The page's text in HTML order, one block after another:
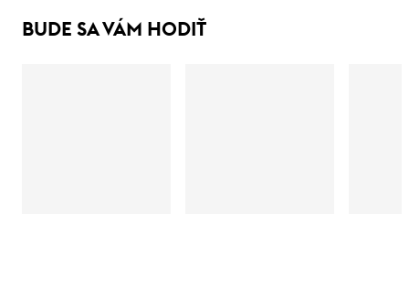
BUDE SA VÁM HODIŤ